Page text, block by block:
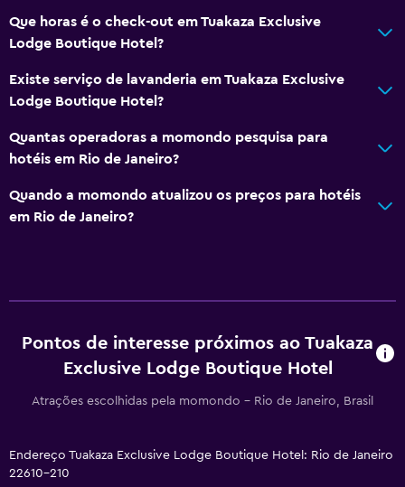
Que horas é o check-out em Tuakaza Exclusive
Lodge Boutique Hotel?
Existe serviço de lavanderia em Tuakaza Exclusive
Lodge Boutique Hotel?
Quantas operadoras a momondo pesquisa para
hotéis em Rio de Janeiro?
Quando a momondo atualizou os preços para hotéis
em Rio de Janeiro?
Pontos de interesse próximos ao Tuakaza
Exclusive Lodge Boutique Hotel
Atrações escolhidas pela momondo - Rio de Janeiro, Brasil
Endereço Tuakaza Exclusive Lodge Boutique Hotel: Rio de Janeiro
22610-210